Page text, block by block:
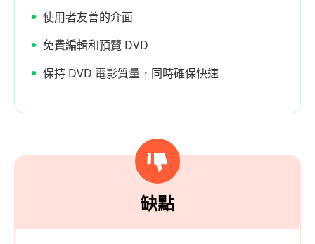
使用者友善的介面
免費編輯和預覽 DVD
保持 DVD 電影質量，同時確保快速
缺點